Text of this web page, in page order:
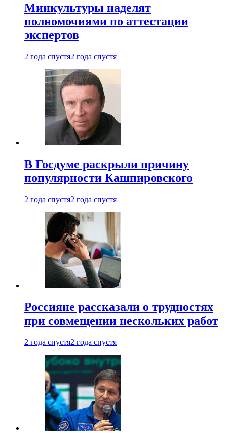
Минкультуры наделят
полномочиями по аттестации
экспертов
2 года спустя2 года спустя
В Госдуме раскрыли причину
популярности Кашпировского
2 года спустя2 года спустя
Россияне рассказали о трудностях
при совмещении нескольких работ
2 года спустя2 года спустя